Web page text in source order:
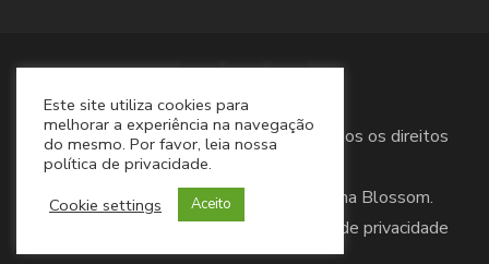
Direitos Autorais 2022 Pó de Flor. Todos os direitos
reservados.
Blossom Spa | Desenvolvido por
Tema Blossom.
Desenvolvido porWordPress Política de privacidade
Este site utiliza cookies para
melhorar a experiência na navegação
do mesmo. Por favor, leia nossa
política de privacidade.
Cookie settings
Aceito